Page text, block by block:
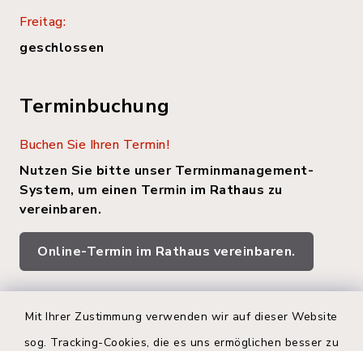
Mit Ihrer Zustimmung verwenden wir auf dieser Website
sog. Tracking-Cookies, die es uns ermöglichen besser zu
Freitag:
geschlossen
Terminbuchung
Buchen Sie Ihren Termin!
Nutzen Sie bitte unser Terminmanagement-
System, um einen Termin im Rathaus zu
vereinbaren.
Online-Termin im Rathaus vereinbaren.
Quicklinks